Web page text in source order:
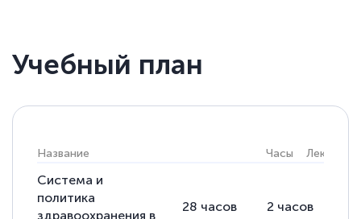
Учебный план
Название Часы Лекции
Система и
политика
здравоохранения в
28 часов 2 часов